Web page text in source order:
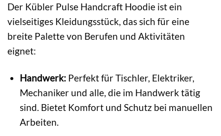
Der Kübler Pulse Handcraft Hoodie ist ein
vielseitiges Kleidungsstück, das sich für eine
breite Palette von Berufen und Aktivitäten
eignet:
Handwerk:Perfekt für Tischler, Elektriker,
Mechaniker und alle, die im Handwerk tätig
sind. Bietet Komfort und Schutz bei manuellen
Arbeiten.